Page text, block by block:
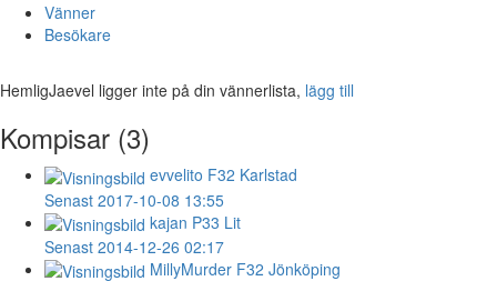
Vänner
Besökare
HemligJaevel ligger inte på din vännerlista, lägg till
Kompisar (3)
evvelito F32 Karlstad
Senast 2017-10-08 13:55
kajan P33 Lit
Senast 2014-12-26 02:17
MillyMurder F32 Jönköping